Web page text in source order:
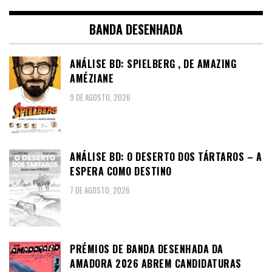
BANDA DESENHADA
ANÁLISE BD: SPIELBERG , DE AMAZING
AMÉZIANE
9 DE AGOSTO, 2026
ANÁLISE BD: O DESERTO DOS TÁRTAROS – A
ESPERA COMO DESTINO
7 DE AGOSTO, 2026
PRÉMIOS DE BANDA DESENHADA DA
AMADORA 2026 ABREM CANDIDATURAS